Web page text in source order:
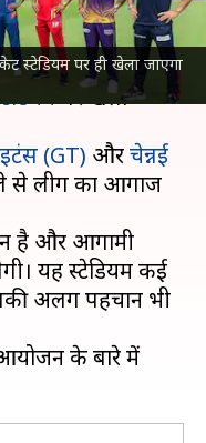
स्टेडियम पर ही खेला जाएगा
मुकाबला
पर खेला
(GT) औरचेन्नई
से लीग का आगाज
है और आगामी
यह स्टेडियम कई
अलग पहचान भी
के बारे में